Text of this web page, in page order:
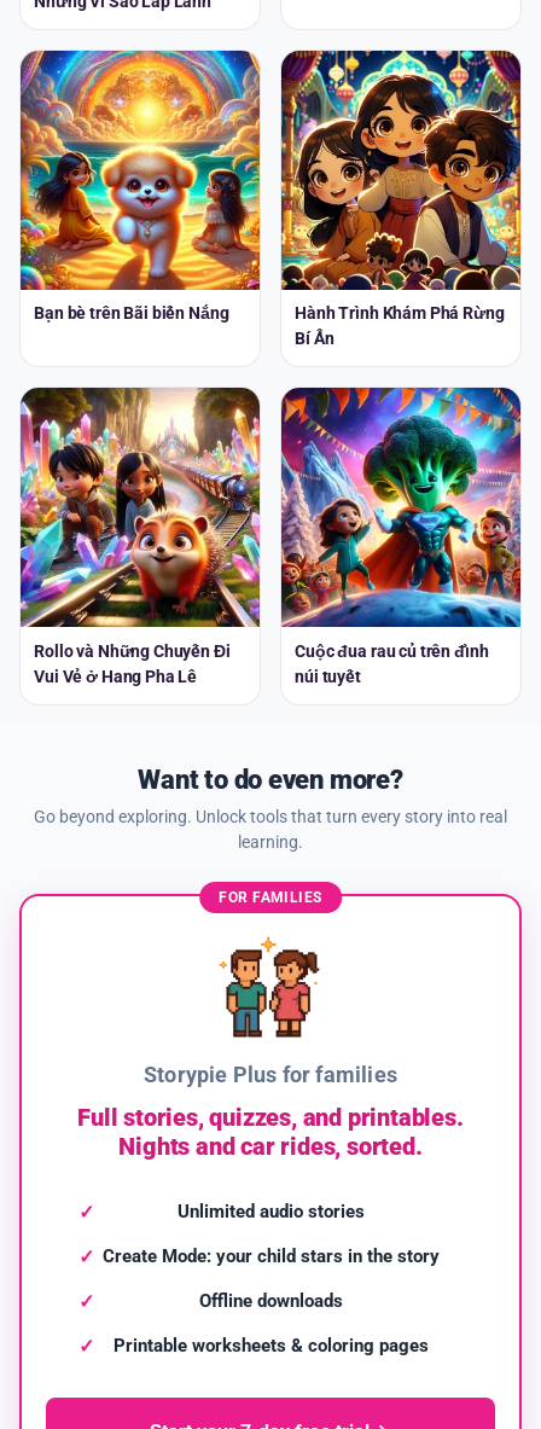
Bạn bè trên Bãi biển Nắng
Hành Trình Khám Phá Rừng
Bí Ẩn
Rollo và Những Chuyến Đi
Vui Vẻ ở Hang Pha Lê
Cuộc đua rau củ trên đỉnh
núi tuyết
Want to do even more?
Go beyond exploring. Unlock tools that turn every story into real
learning.
FOR FAMILIES
Storypie Plus for families
Full stories, quizzes, and printables.
Nights and car rides, sorted.
Unlimited audio stories
Create Mode: your child stars in the story
Offline downloads
Printable worksheets & coloring pages